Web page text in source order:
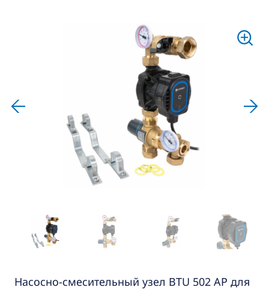
Насосно-смесительный узел BTU 502 AP для